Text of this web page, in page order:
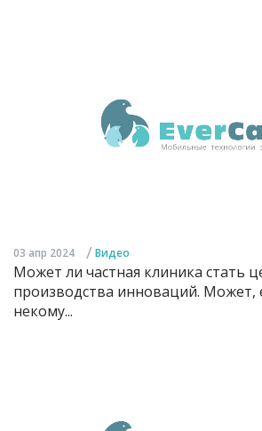
03 апр 2024 / Видео
Может ли частная клиника стать
производства инноваций. Может,
некому...